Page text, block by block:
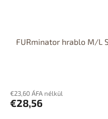
FURminator hrablo M/L
€23,60 ÁFA nélkül
€28,56